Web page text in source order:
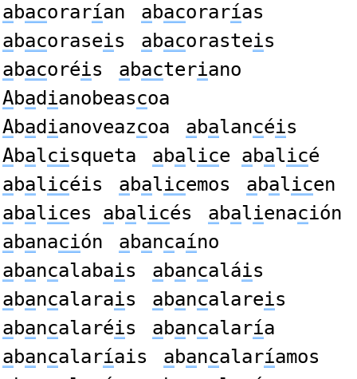
abacorarían abacorarías
abacoraseis abacorasteis
abacoréis abacteriano
Abad ianobeascoa
Abad ianoveazcoa abalancéis
Abalcisqueta abalice abalicé
abalicéis abalicemos abalicen
abalices abalicés abalienación
abanación abancaíno
abancalabais abancaláis
abancalarais abancalareis
abancalaréis abancalaría
abancalaríais abancalaríamos